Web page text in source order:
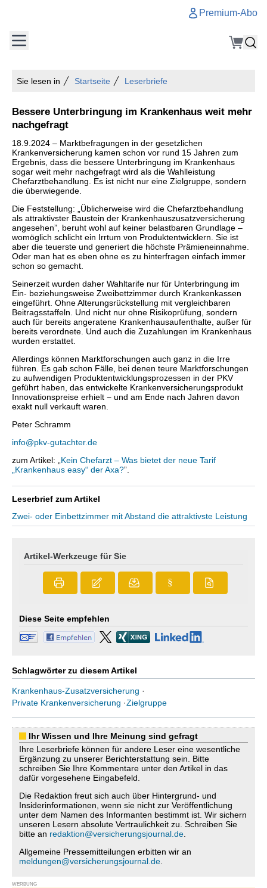
Premium-Abo
Sie lesen in Startseite Leserbriefe
Bessere Unterbringung im Krankenhaus weit mehr
nachgefragt
18.9.2024 – Marktbefragungen in der gesetzlichen
Krankenversicherung kamen schon vor rund 15 Jahren zum
Ergebnis, dass die bessere Unterbringung im Krankenhaus
sogar weit mehr nachgefragt wird als die Wahlleistung
Chefarztbehandlung. Es ist nicht nur eine Zielgruppe, sondern
die überwiegende.
Die Feststellung: „Üblicherweise wird die Chefarztbehandlung
als attraktivster Baustein der Krankenhauszusatzversicherung
angesehen”, beruht wohl auf keiner belastbaren Grundlage –
womöglich schlicht ein Irrtum von Produktentwicklern. Sie ist
aber die teuerste und generiert die höchste Prämieneinnahme.
Oder man hat es eben ohne es zu hinterfragen einfach immer
schon so gemacht.
Seinerzeit wurden daher Wahltarife nur für Unterbringung im
Ein- beziehungsweise Zweibettzimmer durch Krankenkassen
eingeführt. Ohne Alterungsrückstellung mit vergleichbaren
Beitragsstaffeln. Und nicht nur ohne Risikoprüfung, sondern
auch für bereits angeratene Krankenhausaufenthalte, außer für
bereits verordnete. Und auch die Zuzahlungen im Krankenhaus
wurden erstattet.
Allerdings können Marktforschungen auch ganz in die Irre
führen. Es gab schon Fälle, bei denen teure Marktforschungen
zu aufwendigen Produktentwicklungsprozessen in der PKV
geführt haben, das entwickelte Krankenversicherungsprodukt
Innovationspreise erhielt − und am Ende nach Jahren davon
exakt null verkauft waren.
Peter Schramm
info@pkv-gutachter.de
zum Artikel: „ Kein Chefarzt – Was bietet der neue Tarif
„Krankenhaus easy“ der Axa?”.
Leserbrief zum Artikel
Zwei- oder Einbettzimmer mit Abstand die attraktivste Leistung
Artikel-Werkzeuge für Sie
§
Diese Seite empfehlen
Schlagwörter zu diesem Artikel
Krankenhaus-Zusatzversicherung ·
Private Krankenversicherung ·Zielgruppe
Ihr Wissen und Ihre Meinung sind gefragt
Ihre Leserbriefe können für andere Leser eine wesentliche
Ergänzung zu unserer Berichterstattung sein. Bitte
schreiben Sie Ihre Kommentare unter den Artikel in das
dafür vorgesehene Eingabefeld.
Die Redaktion freut sich auch über Hintergrund- und
Insiderinformationen, wenn sie nicht zur Veröffentlichung
unter dem Namen des Informanten bestimmt ist. Wir sichern
unseren Lesern absolute Vertraulichkeit zu. Schreiben Sie
bitte an redaktion@versicherungsjournal.de
Allgemeine Pressemitteilungen erbitten wir an
meldungen@versicherungsjournal.de
WERBUNG